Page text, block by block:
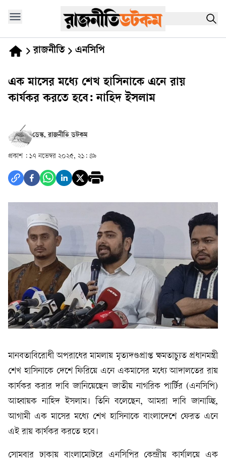
রাজনীতি এনসিপি
এক মাসের মধ্যে শেখ হাসিনাকে এনে রায়
কার্যকর করতে হবে: নাহিদ ইসলাম
ডেস্ক, রাজনীতি ডটকম
প্রকাশ : ১৭ নভেম্বর ২০২৫, ২১: ৪৯
মানবতাবিরোধী অপরাধের মামলায় মৃত্যদণ্ডপ্রাপ্ত ক্ষমতাচ্যুত প্রধানমন্ত্রী
শেখ হাসিনাকে দেশে ফিরিয়ে এনে একমাসের মধ্যে আদালতের রায়
কার্যকর করার দাবি জানিয়েছেন জাতীয় নাগরিক পার্টির (এনসিপি)
আহ্বায়ক নাহিদ ইসলাম। তিনি বলেছেন, আমরা দাবি জানাচ্ছি,
আগামী এক মাসের মধ্যে শেখ হাসিনাকে বাংলাদেশে ফেরত এনে
এই রায় কার্যকর করতে হবে।
সোমবার ঢাকায় বাংলামোটরে এনসিপির কেন্দ্রীয় কার্যালয়ে এক